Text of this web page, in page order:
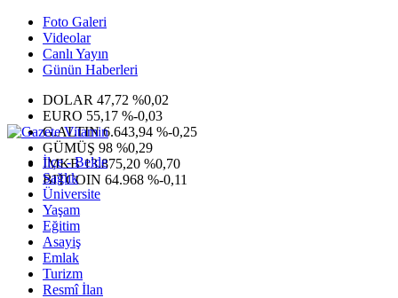
Foto Galeri
Videolar
Canlı Yayın
Günün Haberleri
DOLAR 47,72 %0,02
EURO 55,17 %-0,03
G.ALTIN6.643,94 %-0,25
GÜMÜŞ 98 %0,29
IMKB13.875,20 %0,70
BITCOIN 64.968 %-0,11
İlçe - Belde
Sağlık
Üniversite
Yaşam
Eğitim
Asayiş
Emlak
Turizm
Resmî İlan